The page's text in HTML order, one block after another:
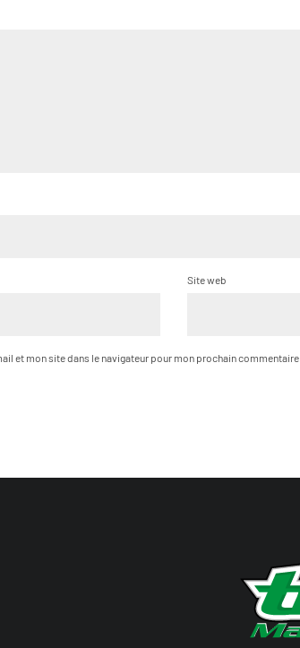
Site web
et mon site dans le navigateur pour mon prochain commentaire.